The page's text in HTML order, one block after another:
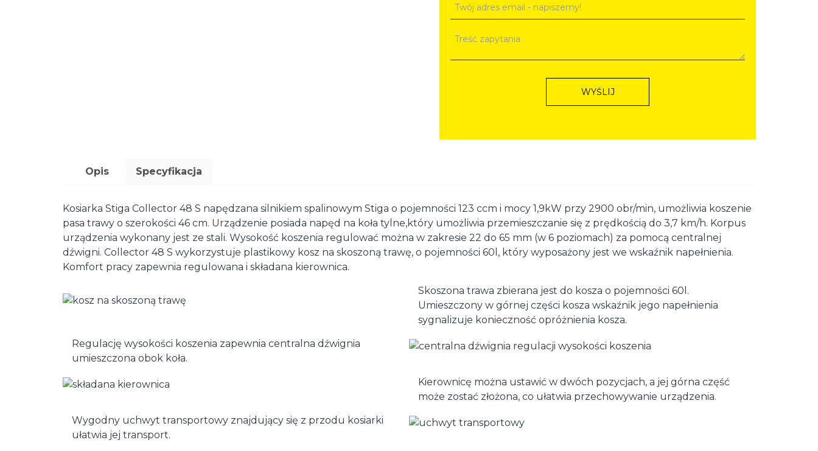
WYŚLIJ
Opis Specyfikacja
Kosiarka Stiga Collector 48 S napędzana silnikiem spalinowym Stiga o pojemności 123 ccm i mocy 1,9kW przy 2900 obr/min, umożliwia koszenie
pasa trawy o szerokości 46 cm. Urządzenie posiada napęd na koła tylne,który umożliwia przemieszczanie się z prędkością do 3,7 km/h. Korpus
urządzenia wykonany jest ze stali. Wysokość koszenia regulować można w zakresie 22 do 65 mm (w 6 poziomach) za pomocą centralnej
dźwigni. Collector 48 S wykorzystuje plastikowy kosz na skoszoną trawę, o pojemności 60l, który wyposażony jest we wskaźnik napełnienia.
Komfort pracy zapewnia regulowana i składana kierownica.
Skoszona trawa zbierana jest do kosza o pojemności 60l.
Umieszczony w górnej części kosza wskaźnik jego napełnienia
sygnalizuje konieczność opróżnienia kosza.
Regulację wysokości koszenia zapewnia centralna dźwignia
umieszczona obok koła.
Kierownicę można ustawić w dwóch pozycjach, a jej górna część
może zostać złożona, co ułatwia przechowywanie urządzenia.
Wygodny uchwyt transportowy znajdujący się z przodu kosiarki
ułatwia jej transport.